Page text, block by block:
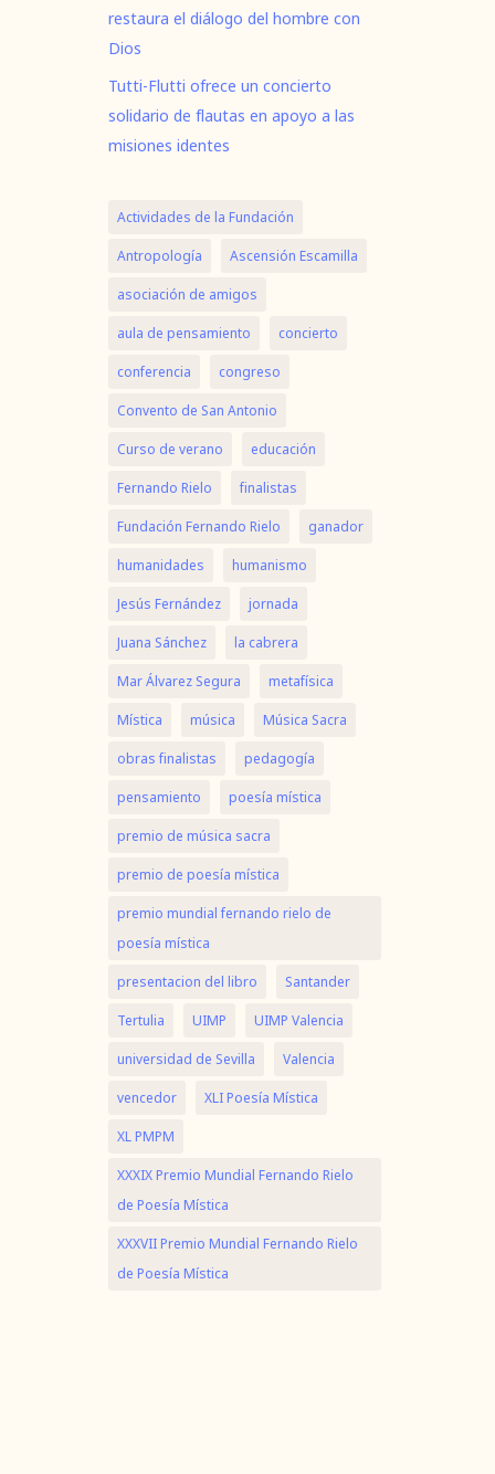
restaura el diálogo del hombre con
Dios
Tutti-Flutti ofrece un concierto
solidario de flautas en apoyo a las
misiones identes
Actividades de la Fundación
Antropología
Ascensión Escamilla
asociación de amigos
aula de pensamiento
concierto
conferencia
congreso
Convento de San Antonio
Curso de verano
educación
Fernando Rielo
finalistas
Fundación Fernando Rielo
ganador
humanidades
humanismo
Jesús Fernández
jornada
Juana Sánchez
la cabrera
Mar Álvarez Segura
metafísica
Mística
música
Música Sacra
obras finalistas
pedagogía
pensamiento
poesía mística
premio de música sacra
premio de poesía mística
premio mundial fernando rielo de
poesía mística
presentacion del libro
Santander
Tertulia
UIMP
UIMP Valencia
universidad de Sevilla
Valencia
vencedor
XLI Poesía Mística
XL PMPM
XXXIX Premio Mundial Fernando Rielo
de Poesía Mística
XXXVII Premio Mundial Fernando Rielo
de Poesía Mística